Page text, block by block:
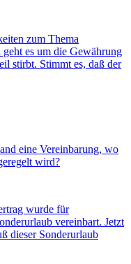
zum Thema
es um die Gewährung
stirbt. Stimmt es, daß der
eine Vereinbarung, wo
wird?
wurde für
vereinbart. Jetzt
dieser Sonderurlaub